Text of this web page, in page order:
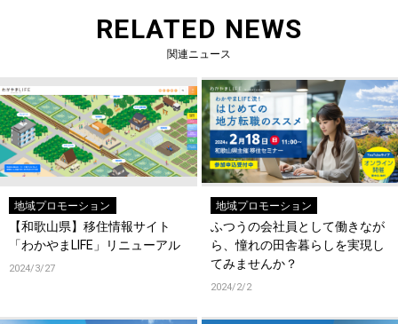
RELATED NEWS
関連ニュース
地域プロモーション
【和歌山県】移住情報サイト
「わかやまLIFE」リニューアル
2024/3/27
地域プロモーション
ふつうの会社員として働きなが
ら、憧れの田舎暮らしを実現し
てみませんか？
2024/2/2